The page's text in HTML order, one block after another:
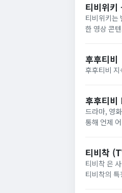
티비위키
티비위키는
한 영상 콘
후후티비
후후티비 지
후후티
드라마, 영
통해 언제
티비착
티비착 은
티비착의